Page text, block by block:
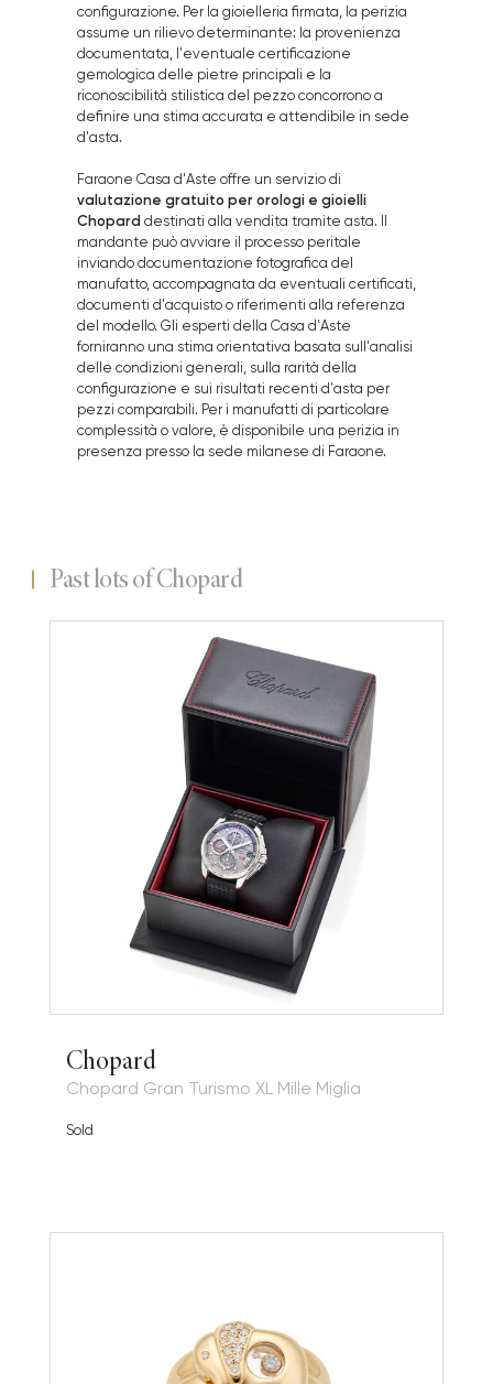
configurazione. Per la gioielleria firmata, la perizia
assume un rilievo determinante: la provenienza
documentata, l'eventuale certificazione
gemologica delle pietre principali e la
riconoscibilità stilistica del pezzo concorrono a
definire una stima accurata e attendibile in sede
d'asta.
Faraone Casa d'Aste offre un servizio di
valutazione gratuito per orologi e gioielli
Chopard destinati alla vendita tramite asta. Il
mandante può avviare il processo peritale
inviando documentazione fotografica del
manufatto, accompagnata da eventuali certificati,
documenti d'acquisto o riferimenti alla referenza
del modello. Gli esperti della Casa d'Aste
forniranno una stima orientativa basata sull'analisi
delle condizioni generali, sulla rarità della
configurazione e sui risultati recenti d'asta per
pezzi comparabili. Per i manufatti di particolare
complessità o valore, è disponibile una perizia in
presenza presso la sede milanese di Faraone.
Past lots of Chopard
Chopard
Chopard Gran Turismo XL Mille Miglia
Sold